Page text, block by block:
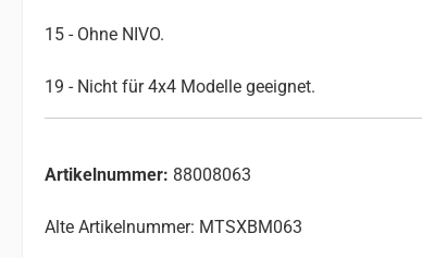
15 - Ohne NIVO.
19 - Nicht für 4x4 Modelle geeignet.
Artikelnummer: 88008063
Alte Artikelnummer: MTSXBM063